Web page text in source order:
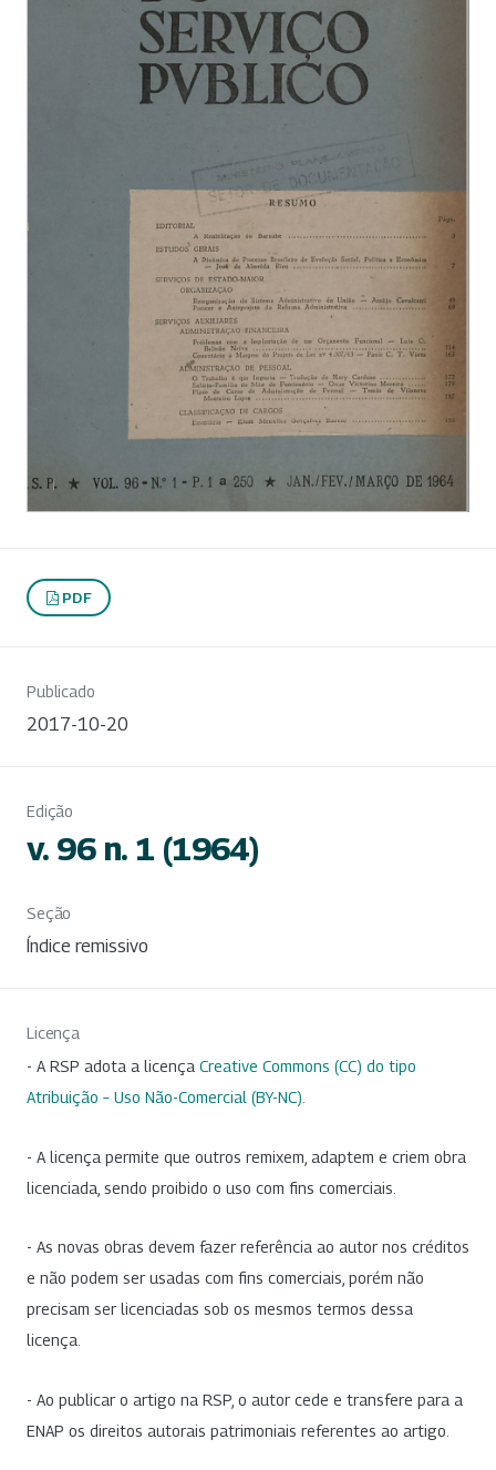
PDF
Publicado
2017-10-20
Edição
v. 96 n. 1 (1964)
Seção
Índice remissivo
Licença
- A RSP adota a licença Creative Commons (CC) do tipo
Atribuição – Uso Não-Comercial (BY-NC)
- A licença permite que outros remixem, adaptem e criem obra
licenciada, sendo proibido o uso com fins comerciais.
- As novas obras devem fazer referência ao autor nos créditos
e não podem ser usadas com fins comerciais, porém não
precisam ser licenciadas sob os mesmos termos dessa
licença.
- Ao publicar o artigo na RSP, o autor cede e transfere para a
ENAP os direitos autorais patrimoniais referentes ao artigo.